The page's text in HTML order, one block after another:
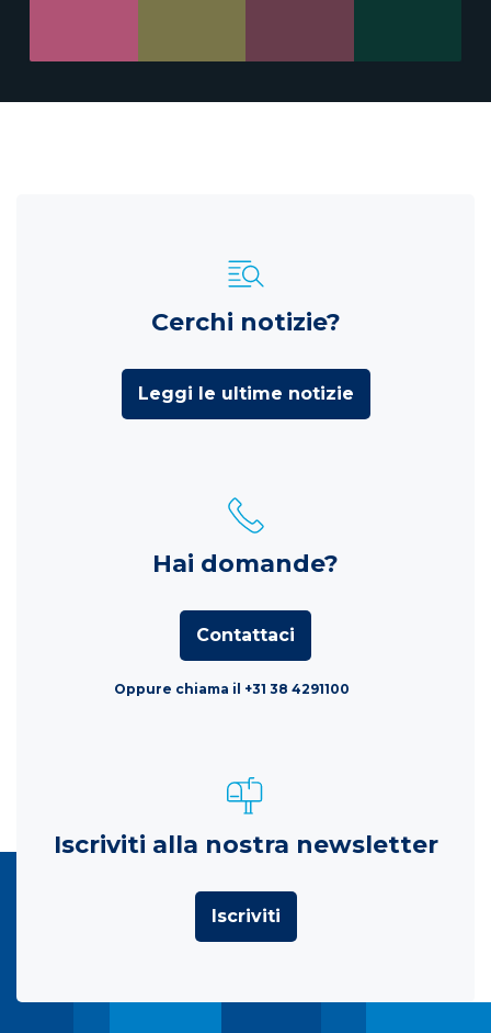
Cerchi notizie?
Leggi le ultime notizie
Hai domande?
Contattaci
Oppure chiama il +31 38 4291100
Iscriviti alla nostra newsletter
Iscriviti